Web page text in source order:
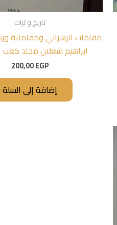
تاريخ و تراث
مقامات الزهراني ومقاماتة
ابراهيم شعلان مجلد
200,00EGP
إضافة إلى السلة